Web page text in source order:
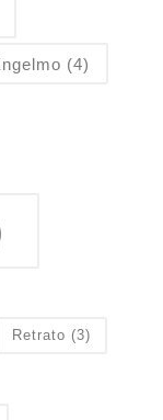
(4)
Retrato (3)